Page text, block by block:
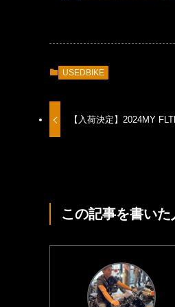
USEDBIKE
【入荷決定】2024MY
この記事を書いた